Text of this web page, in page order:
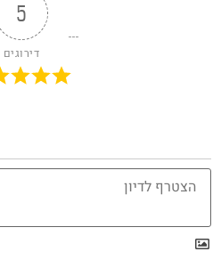
5
דירוגים